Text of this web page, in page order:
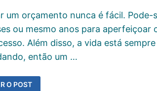
um orçamento nunca é fácil. Pode-
ou mesmo anos para aperfeiçoar
Além disso, a vida está sempre
então um …
O POST